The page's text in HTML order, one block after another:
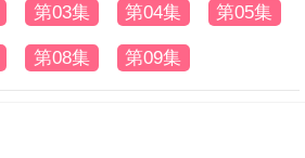
第03集 第04集 第05集
第08集 第09集